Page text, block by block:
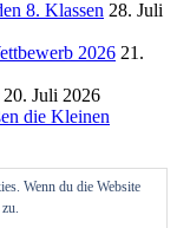
8. Klassen 28. Juli
2026 21.
20. Juli 2026
die Kleinen
Wenn du die Website